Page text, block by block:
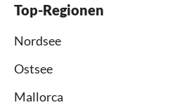
Top-Regionen
Nordsee
Ostsee
Mallorca